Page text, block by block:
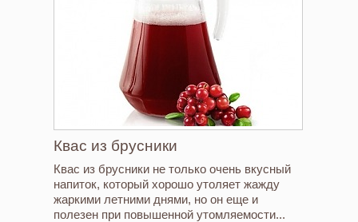
Квас из брусники
Квас из брусники не только очень вкусный
напиток, который хорошо утоляет жажду
жаркими летними днями, но он еще и
полезен при повышенной утомляемости...